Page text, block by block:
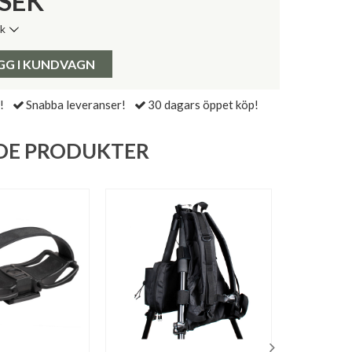
Pris:
I KUNDVAGN
Snabba leveranser! 30 dagars öppet köp!
PRODUKTER